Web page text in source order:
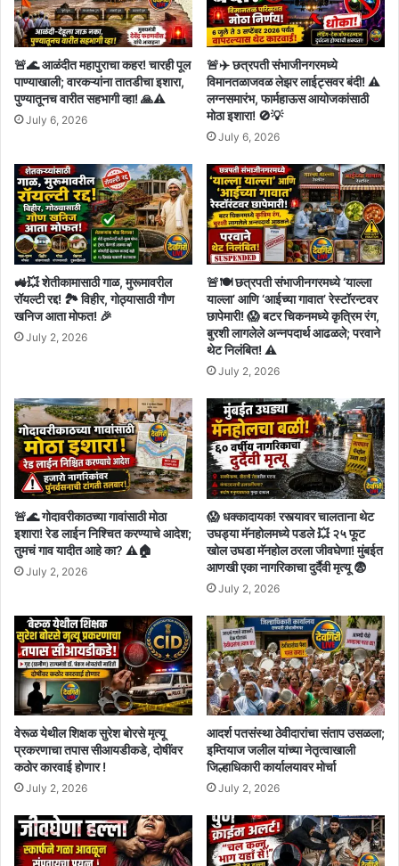
🚨🌊 आळंदीत महापुराचा कहर! चारही पूल
पाण्याखाली; वारकऱ्यांना तातडीचा इशारा,
पुण्यातूनच वारीत सहभागी व्हा! 🙏⚠️
July 6, 2026
🚨✈️ छत्रपती संभाजीनगरमध्ये
विमानतळाजवळ लेझर लाईट्सवर बंदी! ⚠️
लग्नसमारंभ, फार्महाऊस आयोजकांसाठी
मोठा इशारा! 🚫💡
July 6, 2026
🚜💥 शेतीकामासाठी गाळ, मुरूमावरील
रॉयल्टी रद्द! 🏞️ विहीर, गोठ्यासाठी गौण
खनिज आता मोफत! 🎉
July 2, 2026
🚨🍽️ छत्रपती संभाजीनगरमध्ये ‘याल्ला
याल्ला’ आणि ‘आईच्या गावात’ रेस्टॉरन्टवर
छापेमारी! 😱 बटर चिकनमध्ये कृत्रिम रंग,
बुरशी लागलेले अन्नपदार्थ आढळले; परवाने
थेट निलंबित! ⚠️
July 2, 2026
🚨🌊 गोदावरीकाठच्या गावांसाठी मोठा
इशारा! रेड लाईन निश्चित करण्याचे आदेश;
तुमचं गाव यादीत आहे का? ⚠️🏠
July 2, 2026
😱 धक्कादायक! रस्त्यावर चालताना थेट
उघड्या मॅनहोलमध्ये पडले 💥 २५ फूट
खोल उघडा मॅनहोल ठरला जीवघेणा! मुंबईत
आणखी एका नागरिकाचा दुर्दैवी मृत्यू 😨
July 2, 2026
वेरूळ येथील शिक्षक सुरेश बोरसे मृत्यू
प्रकरणाचा तपास सीआयडीकडे, दोषींवर
कठोर कारवाई होणार !
July 2, 2026
आदर्श पतसंस्था ठेवीदारांचा संताप उसळला;
इम्तियाज जलील यांच्या नेतृत्वाखाली
जिल्हाधिकारी कार्यालयावर मोर्चा
July 2, 2026